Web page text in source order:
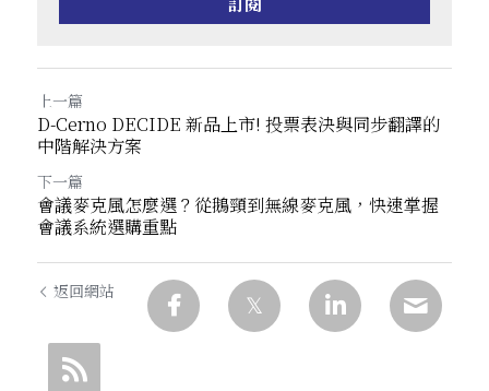
上一篇
D-Cerno DECIDE 新品上市! 投票表決與同步翻譯的
中階解決方案
下一篇
會議麥克風怎麼選？從鵝頸到無線麥克風，快速掌握
會議系統選購重點
返回網站